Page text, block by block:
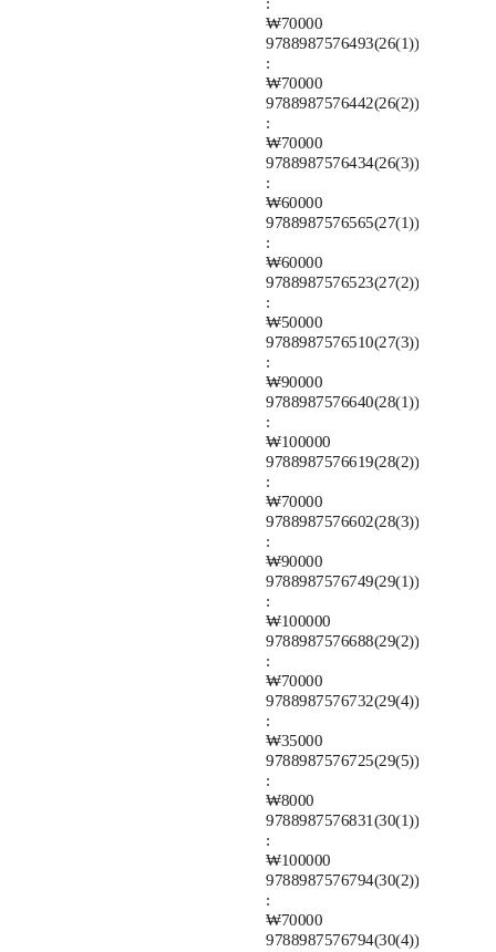
:
₩70000
9788987576493(26(1))
:
₩70000
9788987576442(26(2))
:
₩70000
9788987576434(26(3))
:
₩60000
9788987576565(27(1))
:
₩60000
9788987576523(27(2))
:
₩50000
9788987576510(27(3))
:
₩90000
9788987576640(28(1))
:
₩100000
9788987576619(28(2))
:
₩70000
9788987576602(28(3))
:
₩90000
9788987576749(29(1))
:
₩100000
9788987576688(29(2))
:
₩70000
9788987576732(29(4))
:
₩35000
9788987576725(29(5))
:
₩8000
9788987576831(30(1))
:
₩100000
9788987576794(30(2))
:
₩70000
9788987576794(30(4))